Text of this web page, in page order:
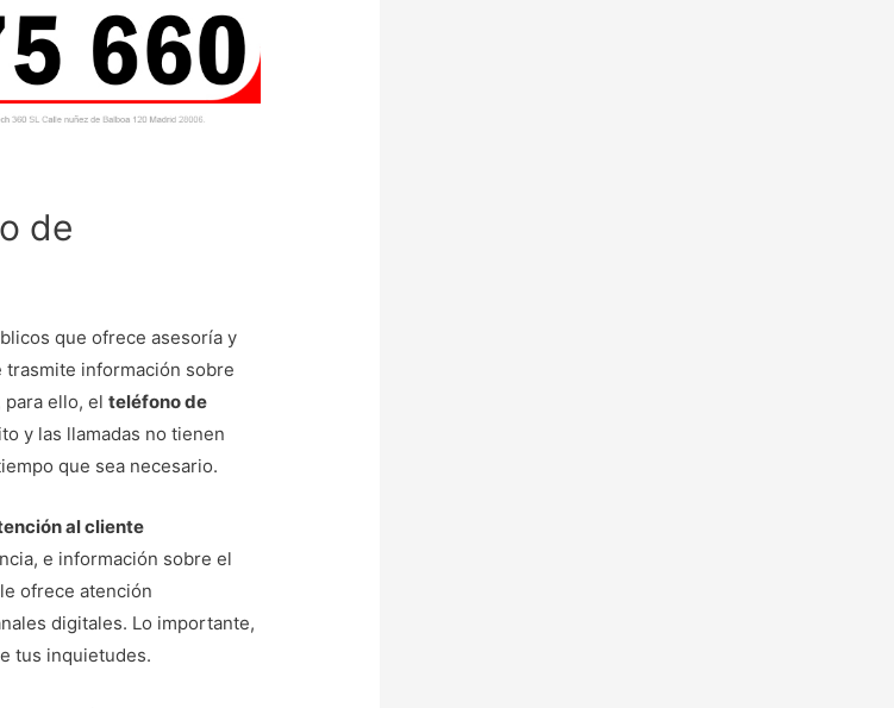
de
que ofrece asesoría y
trasmite información sobre
para ello, elteléfono de
y las llamadas no tienen
que sea necesario.
al cliente
e información sobre el
ofrece atención
digitales. Lo importante,
tus inquietudes.